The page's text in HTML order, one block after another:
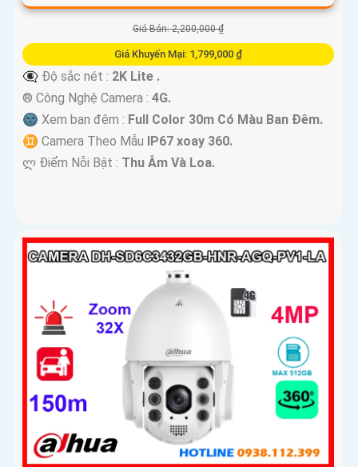
Giá Bán: 2,200,000 ₫
Giá Khuyến Mại: 1,799,000 ₫
👁️‍🗨 Độ sắc nét : 2K Lite .
®️ Công Nghệ Camera : 4G.
🌚 Xem ban đêm : Full Color 30m Có Màu Ban Ðêm.
♊ Camera Theo Mẫu IP67 xoay 360.
️ლ Điểm Nỗi Bật : Thu Âm Và Loa.